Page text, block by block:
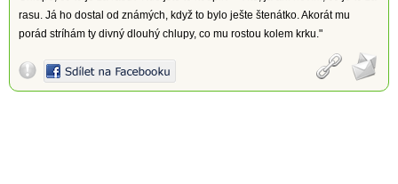
rasu. Já ho dostal od známých, když to bylo ješte štenátko. Akorát mu
porád stríhám ty divný dlouhý chlupy, co mu rostou kolem krku."